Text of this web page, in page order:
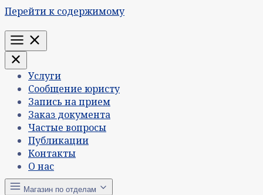
Перейти к содержимому
Меню
Услуги
Сообщение юристу
Запись на прием
Заказ документа
Частые вопросы
Публикации
Контакты
О нас
Магазин по отделам